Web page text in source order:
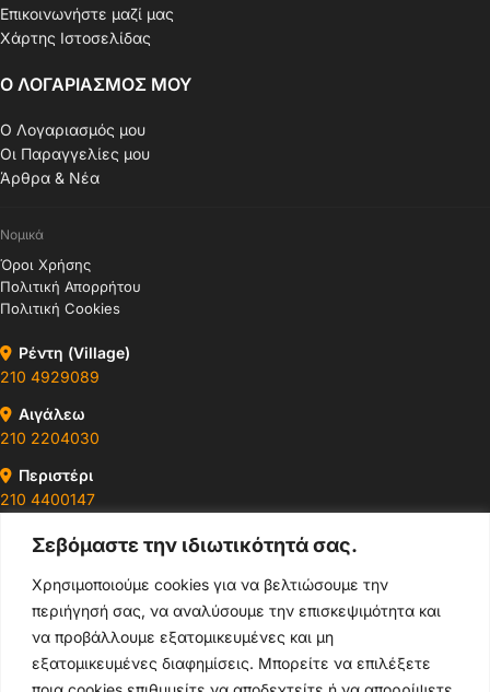
Σεβόμαστε την ιδιωτικότητά σας.
Χρησιμοποιούμε cookies για να βελτιώσουμε την
περιήγησή σας, να αναλύσουμε την επισκεψιμότητα και
να προβάλλουμε εξατομικευμένες και μη
εξατομικευμένες διαφημίσεις. Μπορείτε να επιλέξετε
Επικοινωνήστε μαζί μας
Χάρτης Ιστοσελίδας
Ο ΛΟΓΑΡΙΑΣΜΟΣ ΜΟΥ
Ο Λογαριασμός μου
Οι Παραγγελίες μου
Άρθρα & Νέα
Νομικά
Όροι Χρήσης
Πολιτική Απορρήτου
Πολιτική Cookies
Ρέντη (Village)
210 4929089
Αιγάλεω
210 2204030
Περιστέρι
210 4400147
Ωράρια & Διευθύνσεις →
210 4929089
Κεντρικό τηλέφωνο